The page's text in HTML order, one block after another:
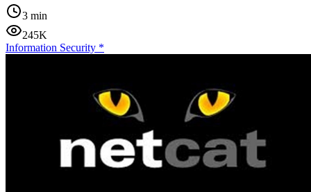
3 min
245K
Information Security *